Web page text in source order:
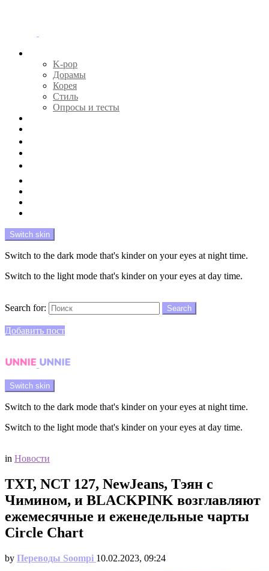
K-pop
Дорамы
Корея
Стиль
Опросы и тесты
Switch skin
Switch to the dark mode that's kinder on your eyes at night time.
Switch to the light mode that's kinder on your eyes at day time.
Search for:
Search
Добавить пост
Switch skin
Switch to the dark mode that's kinder on your eyes at night time.
Switch to the light mode that's kinder on your eyes at day time.
in Новости
TXT, NCT 127, NewJeans, Тэян с
Чимином, и BLACKPINK возглавляют
ежемесячные и еженедельные чарты
Circle Chart
by Переводы Soompi 10.02.2023, 09:24